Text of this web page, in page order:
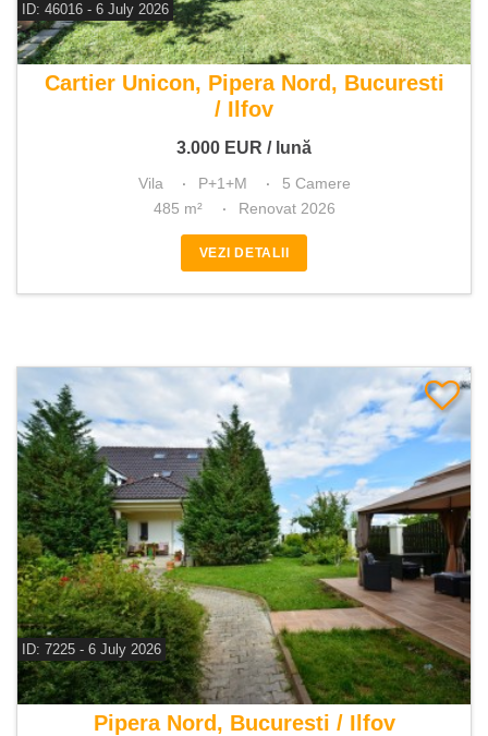
ID: 46016 - 6 July 2026
De inchiriat vila 5 camere
Cartier Unicon, Pipera Nord, Bucuresti
/ Ilfov
3.000 EUR / lună
Vila P+1+M
5 Camere
485 m²
Renovat 2026
VEZI DETALII
ID: 7225 - 6 July 2026
De inchiriat vila 5 camere
Pipera Nord, Bucuresti / Ilfov